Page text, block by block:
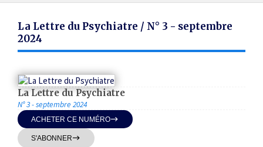
Thématiques
La Lettre du Psychiatre / N° 3 - septembre
2024
La Lettre du Psychiatre
N° 3 - septembre 2024
ACHETER CE NUMÉRO
S'ABONNER